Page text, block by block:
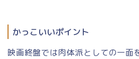
かっこいいポイント
映画終盤では肉体派としての一面